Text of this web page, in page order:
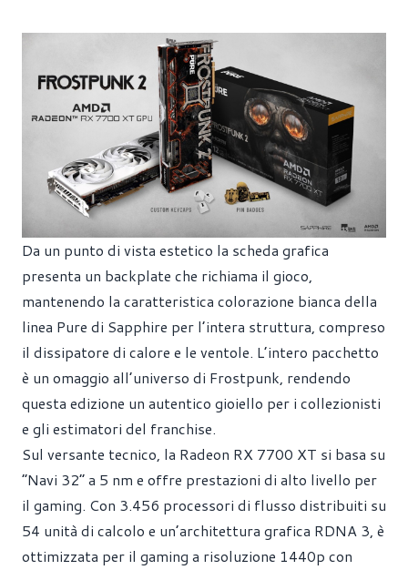
Da un punto di vista estetico la scheda grafica
presenta un backplate che richiama il gioco,
mantenendo la caratteristica colorazione bianca della
linea Pure di Sapphire per l’intera struttura, compreso
il dissipatore di calore e le ventole. L’intero pacchetto
è un omaggio all’universo di Frostpunk, rendendo
questa edizione un autentico gioiello per i collezionisti
e gli estimatori del franchise.
Sul versante tecnico, la Radeon RX 7700 XT si basa su
“Navi 32” a 5 nm e offre prestazioni di alto livello per
il gaming. Con 3.456 processori di flusso distribuiti su
54 unità di calcolo e un’architettura grafica RDNA 3, è
ottimizzata per il gaming a risoluzione 1440p con